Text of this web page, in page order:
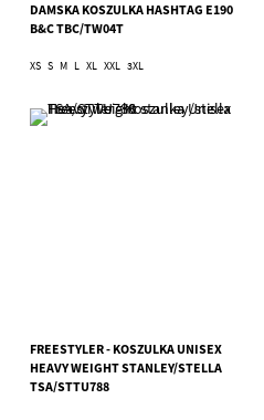
DAMSKA KOSZULKA HASHTAG E190
B&C TBC/TW04T
XS S M L XL XXL 3XL
FREESTYLER - KOSZULKA UNISEX
HEAVY WEIGHT STANLEY/STELLA
TSA/STTU788